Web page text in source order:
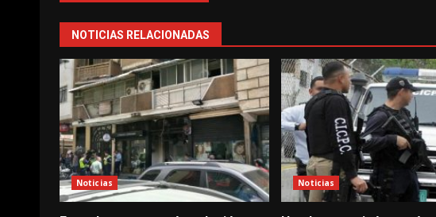
NOTICIAS RELACIONADAS
Noticias Noticias